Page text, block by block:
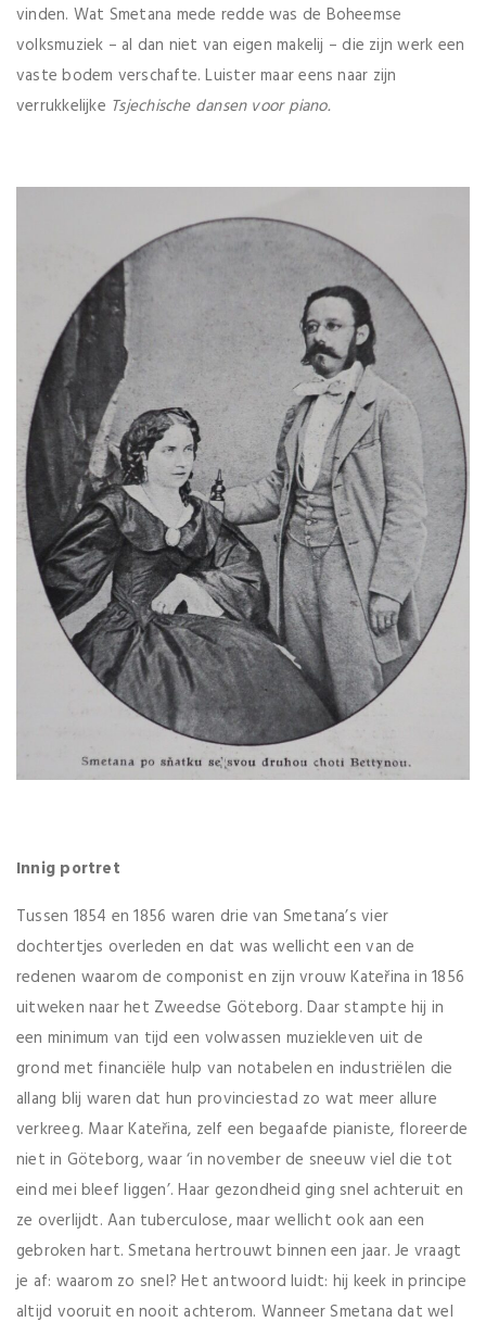
vinden. Wat Smetana mede redde was de Boheemse
volksmuziek – al dan niet van eigen makelij – die zijn werk een
vaste bodem verschafte. Luister maar eens naar zijn
verrukkelijke Tsjechische dansen voor piano.
Innig portret
Tussen 1854 en 1856 waren drie van Smetana’s vier
dochtertjes overleden en dat was wellicht een van de
redenen waarom de componist en zijn vrouw Kateřina in 1856
uitweken naar het Zweedse Göteborg. Daar stampte hij in
een minimum van tijd een volwassen muziekleven uit de
grond met financiële hulp van notabelen en industriëlen die
allang blij waren dat hun provinciestad zo wat meer allure
verkreeg. Maar Kateřina, zelf een begaafde pianiste, floreerde
niet in Göteborg, waar ‘in november de sneeuw viel die tot
eind mei bleef liggen’. Haar gezondheid ging snel achteruit en
ze overlijdt. Aan tuberculose, maar wellicht ook aan een
gebroken hart. Smetana hertrouwt binnen een jaar. Je vraagt
je af: waarom zo snel? Het antwoord luidt: hij keek in principe
altijd vooruit en nooit achterom. Wanneer Smetana dat wel